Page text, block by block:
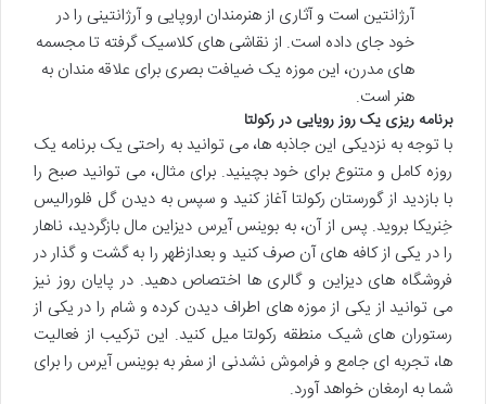
آرژانتین است و آثاری از هنرمندان اروپایی و آرژانتینی را در
خود جای داده است. از نقاشی های کلاسیک گرفته تا مجسمه
های مدرن، این موزه یک ضیافت بصری برای علاقه مندان به
هنر است.
برنامه ریزی یک روز رویایی در رکولتا
با توجه به نزدیکی این جاذبه ها، می توانید به راحتی یک برنامه یک
روزه کامل و متنوع برای خود بچینید. برای مثال، می توانید صبح را
با بازدید از گورستان رکولتا آغاز کنید و سپس به دیدن گل فلورالیس
خِنریکا بروید. پس از آن، به بوینس آیرس دیزاین مال بازگردید، ناهار
را در یکی از کافه های آن صرف کنید و بعدازظهر را به گشت و گذار در
فروشگاه های دیزاین و گالری ها اختصاص دهید. در پایان روز نیز
می توانید از یکی از موزه های اطراف دیدن کرده و شام را در یکی از
رستوران های شیک منطقه رکولتا میل کنید. این ترکیب از فعالیت
ها، تجربه ای جامع و فراموش نشدنی از سفر به بوینس آیرس را برای
شما به ارمغان خواهد آورد.